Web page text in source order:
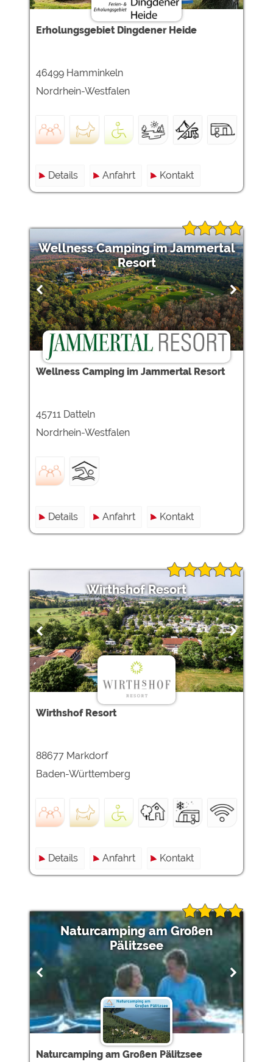
Erholungsgebiet Dingdener Heide
46499 Hamminkeln
Nordrhein-Westfalen
Details Anfahrt Kontakt
Wellness Camping im Jammertal
Resort
Wellness Camping im Jammertal Resort
45711 Datteln
Nordrhein-Westfalen
Details Anfahrt Kontakt
Wirthshof Resort
Wirthshof Resort
88677 Markdorf
Baden-Württemberg
Details Anfahrt Kontakt
Naturcamping am Großen
Pälitzsee
Naturcamping am Großen Pälitzsee